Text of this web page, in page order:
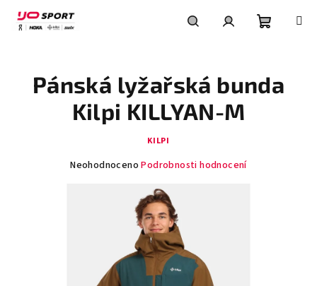
obsah
košík
Pánská lyžařská bunda
Kilpi KILLYAN-M
KILPI
Průměrné
hvězdiček.
Neohodnoceno Podrobnosti hodnocení